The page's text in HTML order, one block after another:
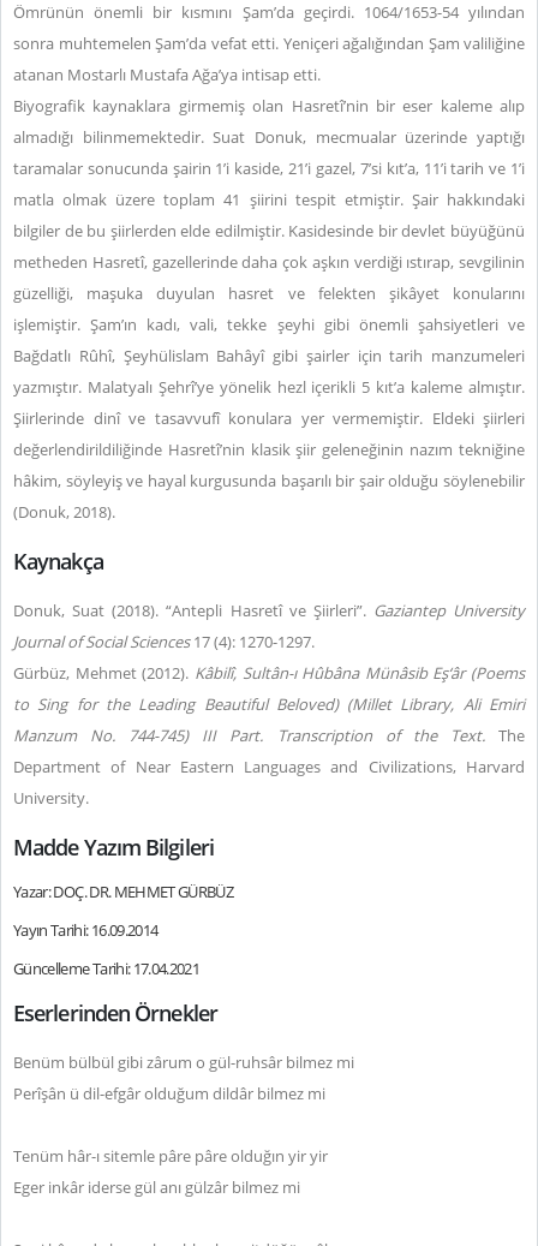
Ömrünün önemli bir kısmını Şam’da geçirdi. 1064/1653-54 yılından
sonra muhtemelen Şam’da vefat etti. Yeniçeri ağalığından Şam valiliğine
atanan Mostarlı Mustafa Ağa’ya intisap etti.
Biyografik kaynaklara girmemiş olan Hasretî’nin bir eser kaleme alıp
almadığı bilinmemektedir. Suat Donuk, mecmualar üzerinde yaptığı
taramalar sonucunda şairin 1’i kaside, 21’i gazel, 7’si kıt’a, 11’i tarih ve 1’i
matla olmak üzere toplam 41 şiirini tespit etmiştir. Şair hakkındaki
bilgiler de bu şiirlerden elde edilmiştir. Kasidesinde bir devlet büyüğünü
metheden Hasretî, gazellerinde daha çok aşkın verdiği ıstırap, sevgilinin
güzelliği, maşuka duyulan hasret ve felekten şikâyet konularını
işlemiştir. Şam’ın kadı, vali, tekke şeyhi gibi önemli şahsiyetleri ve
Bağdatlı Rûhî, Şeyhülislam Bahâyî gibi şairler için tarih manzumeleri
yazmıştır. Malatyalı Şehrî’ye yönelik hezl içerikli 5 kıt’a kaleme almıştır.
Şiirlerinde dinî ve tasavvufî konulara yer vermemiştir. Eldeki şiirleri
değerlendirildiliğinde Hasretî’nin klasik şiir geleneğinin nazım tekniğine
hâkim, söyleyiş ve hayal kurgusunda başarılı bir şair olduğu söylenebilir
(Donuk, 2018).
Kaynakça
Donuk, Suat (2018). “Antepli Hasretî ve Şiirleri”. Gaziantep University
Journal of Social Sciences17 (4): 1270-1297.
Gürbüz, Mehmet (2012). Kâbilî, Sultân-ı Hûbâna Münâsib Eş‘âr (Poems
to Sing for the Leading Beautiful Beloved) (Millet Library, Ali Emiri
Manzum No. 744-745) III Part. Transcription of the Text.The
Department of Near Eastern Languages and Civilizations, Harvard
University.
Madde Yazım Bilgileri
Yazar: DOÇ. DR. MEHMET GÜRBÜZ
Yayın Tarihi: 16.09.2014
Güncelleme Tarihi: 17.04.2021
Eserlerinden Örnekler
Benüm bülbül gibi zârum o gül-ruhsâr bilmez mi
Perîşân ü dil-efgâr olduğum dildâr bilmez mi
Tenüm hâr-ı sitemle pâre pâre olduğın yir yir
Eger inkâr iderse gül anı gülzâr bilmez mi